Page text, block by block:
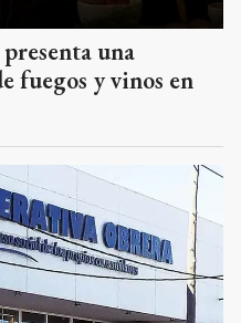
una
fuegos y vinos en